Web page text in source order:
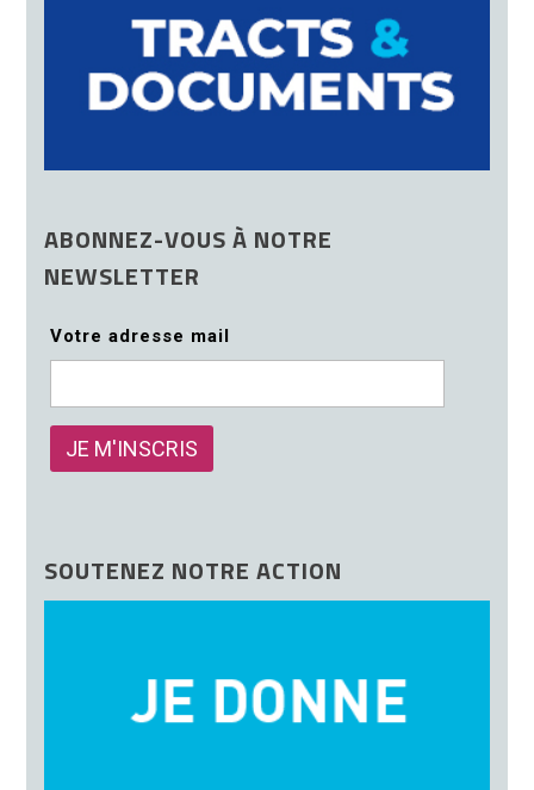
ABONNEZ-VOUS À NOTRE
NEWSLETTER
Votre adresse mail
SOUTENEZ NOTRE ACTION